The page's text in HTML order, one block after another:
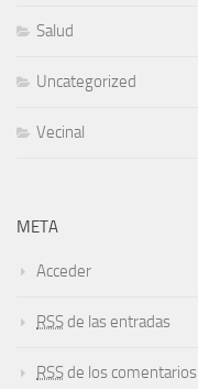
Salud
Uncategorized
Vecinal
META
Acceder
RSS de las entradas
RSS de los comentarios